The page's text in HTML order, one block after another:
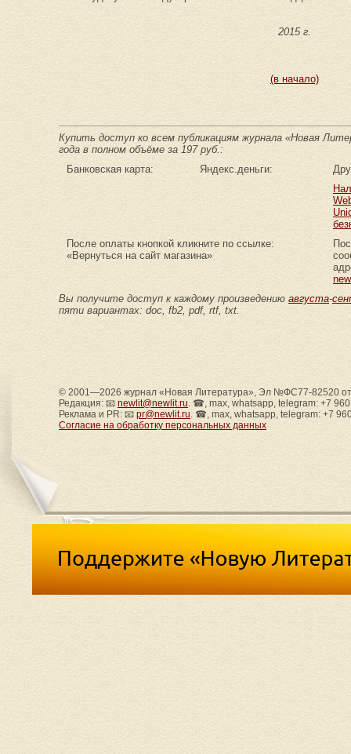
2015 г.
(в начало)
Купить доступ ко всем публикациям журнала «Новая
года в полном объёме за 197 руб.:
Банковская карта:
Яндекс.деньги:
После оплаты кнопкой кликните по ссылке:
«Вернуться на сайт магазина»
Вы получите доступ к каждому произведению августа-
пяти вариантах: doc, fb2, pdf, rtf, txt.
© 2001—2026 журнал «Новая Литература», Эл №ФС77-82520
Редакция: 📧 newlit@newlit.ru. ☎, max, whatsapp, telegram: +7
Реклама и PR: 📧 pr@newlit.ru. ☎, max, whatsapp, telegram: +7
Согласие на обработку персональных данных